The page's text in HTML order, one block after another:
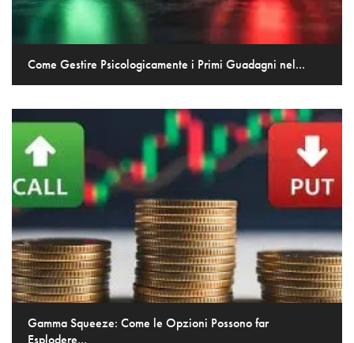
Come Gestire Psicologicamente i Primi Guadagni nel...
Gamma Squeeze: Come le Opzioni Possono far